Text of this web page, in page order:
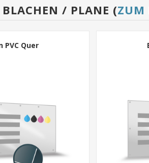
BLACHEN / PLANE (ZUM
PVC Quer